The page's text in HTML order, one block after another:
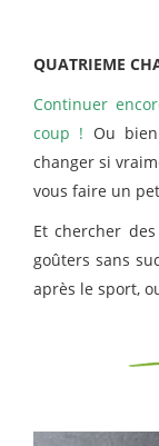
QUATRIEME
Continuer
coup ! Ou
changer si
vous faire un
Et chercher
goûters sans
après le sport,